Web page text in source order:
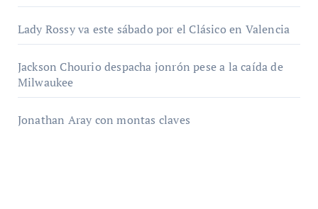
Lady Rossy va este sábado por el Clásico en Valencia
Jackson Chourio despacha jonrón pese a la caída de
Milwaukee
Jonathan Aray con montas claves